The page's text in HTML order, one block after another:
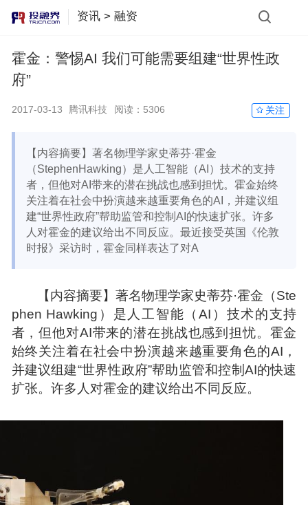
资讯> 融资
霍金：警惕AI 我们可能需要组建“世界性政
府”
2017-03-13 腾讯科技 阅读： 5306 关注
【内容摘要】著名物理学家史蒂芬·霍金
（StephenHawking）是人工智能（AI）技术的支持
者，但他对AI带来的潜在挑战也感到担忧。霍金始终
关注着在社会中扮演越来越重要角色的AI，并建议组
建“世界性政府”帮助监管和控制AI的快速扩张。许多
人对霍金的建议给出不同反应。最近接受英国《伦敦
时报》采访时，霍金同样表达了对A
【内容摘要】著名物理学家史蒂芬·霍金（Ste
phen Hawking）是人工智能（AI）技术的支持
者，但他对AI带来的潜在挑战也感到担忧。霍金
始终关注着在社会中扮演越来越重要角色的AI，
并建议组建“世界性政府”帮助监管和控制AI的快速
扩张。许多人对霍金的建议给出不同反应。